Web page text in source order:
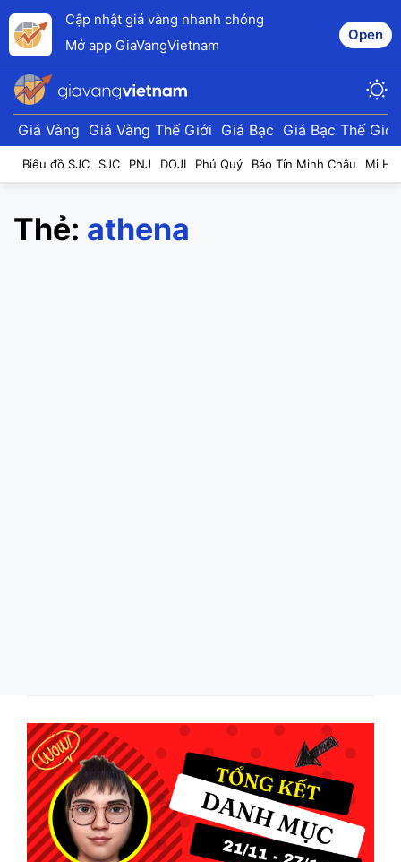
Cập nhật giá vàng nhanh chóng
Mở app GiaVangVietnam
Open
Giá Vàng Giá Vàng Thế Giới Giá Bạc Giá Bạc Thế Giới
Biểu đồ SJC SJC PNJ DOJI Phú Quý Bảo Tín Minh Châu Mi
Thẻ: athena